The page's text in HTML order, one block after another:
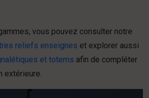
vous pouvez consulter notre
reliefs enseignes et explorer aussi
et totems afin de compléter
extérieure.